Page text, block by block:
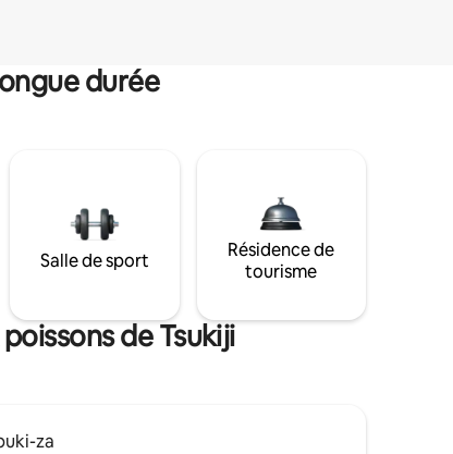
durée
Salle de sport
Résidence de
tourisme
de Tsukiji
za